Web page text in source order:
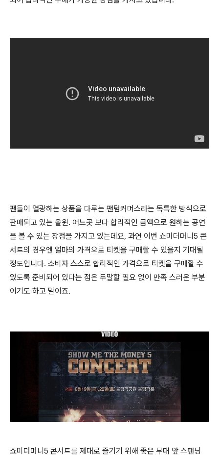
팬들이 열광하는 상품을 다루는 팬텀커머스라는 독특한 방식으로
판매되고 있는 올윈. 어느곳 보다 합리적인 금액으로 원하는 공연
을 볼 수 있는 장점을 가지고 있는데요, 과연 이번 쇼미더머니5 콘
서트의 경우엔 얼마의 가격으로 티켓을 구매할 수 있을지 기대될
정도입니다. 소비자 스스로 합리적인 가격으로 티켓을 구매할 수
있도록 준비되어 있다는 점은 두말할 필요 없이 만족 스러운 부분
이기도 하고 말이죠.
쇼미더머니5 콘서트를 제대로 즐기기 위해 좋은 무대 앞 스탠딩